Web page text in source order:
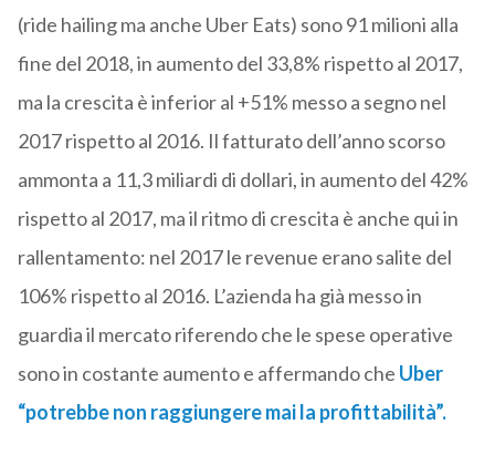
(ride hailing ma anche Uber Eats) sono 91 milioni alla
fine del 2018, in aumento del 33,8% rispetto al 2017,
ma la crescita è inferior al +51% messo a segno nel
2017 rispetto al 2016. Il fatturato dell’anno scorso
ammonta a 11,3 miliardi di dollari, in aumento del 42%
rispetto al 2017, ma il ritmo di crescita è anche qui in
rallentamento: nel 2017 le revenue erano salite del
106% rispetto al 2016. L’azienda ha già messo in
guardia il mercato riferendo che le spese operative
sono in costante aumento e affermando che Uber
“potrebbe non raggiungere mai la profittabilità”.